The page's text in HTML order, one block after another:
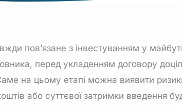
пов’язане з інвестуванням у
перед укладенням договору
на цьому етапі можна виявити
або суттєвої затримки введення